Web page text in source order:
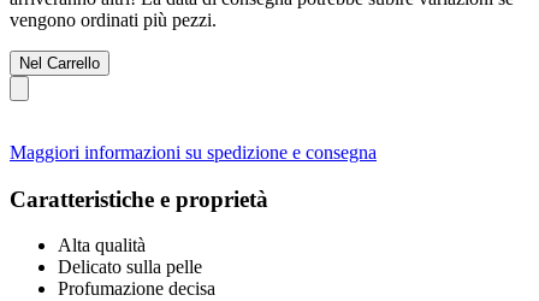
vengono ordinati più pezzi.
Nel Carrello
Maggiori informazioni su spedizione e consegna
Caratteristiche e proprietà
Alta qualità
Delicato sulla pelle
Profumazione decisa